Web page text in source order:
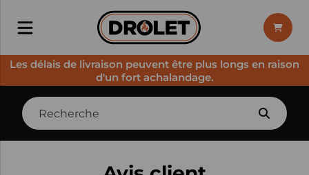
Les délais de livraison peuvent être plus longs en raison
d'un fort achalandage.